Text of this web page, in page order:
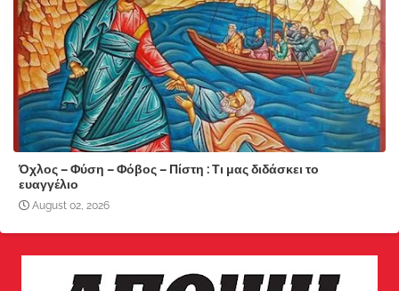
Όχλος – Φύση – Φόβος – Πίστη : Τι μας διδάσκει το
ευαγγέλιο
August 02, 2026